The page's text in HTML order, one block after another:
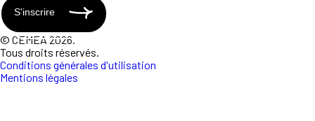
S'inscrire
© CEMEA 2026.
Tous droits réservés.
Conditions générales d'utilisation
Mentions légales